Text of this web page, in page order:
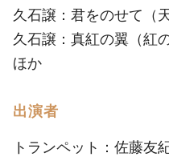
久石譲：君をのせて（
久石譲：真紅の翼（紅の
ほか
出演者
トランペット：佐藤友